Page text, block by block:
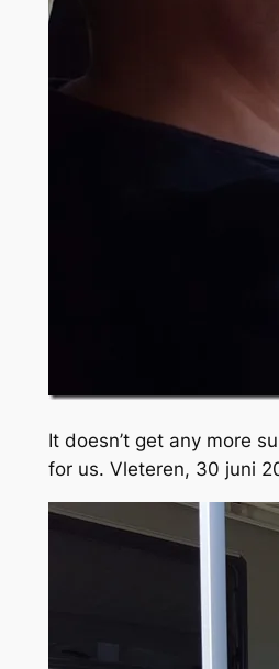
It doesn’t get any more
for us. Vleteren, 30 juni